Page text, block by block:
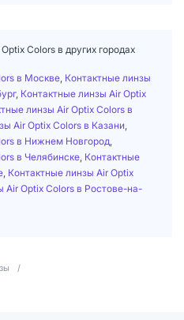
Colors в других городах
в Москве Контактные линзы
, Контактные линзы Air Optix
линзы Air Optix Colors в
Air Optix Colors в Казани
в Нижнем Новгород
в Челябинске Контактные
Контактные линзы Air Optix
Air Optix Colors в Ростове-на-
/